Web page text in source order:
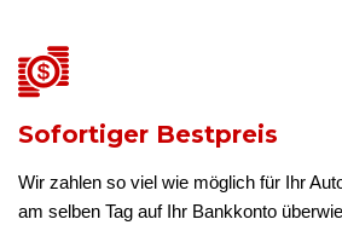
Sofortiger Bestpreis
Wir zahlen so viel wie möglich für Ihr
am selben Tag auf Ihr Bankkonto